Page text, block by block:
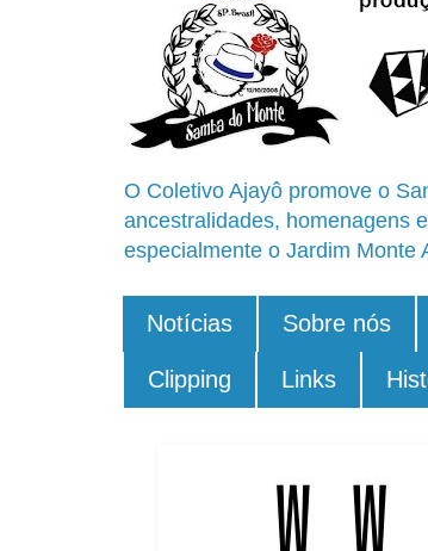
O Coletivo Ajayô promove o
ancestralidades, homenagens
especialmente o Jardim Monte
Notícias Sobre nós
Clipping Links